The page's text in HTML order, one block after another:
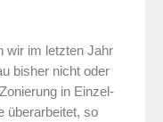
wir im letzten Jahr
bisher nicht oder
in Einzel-
überarbeitet, so